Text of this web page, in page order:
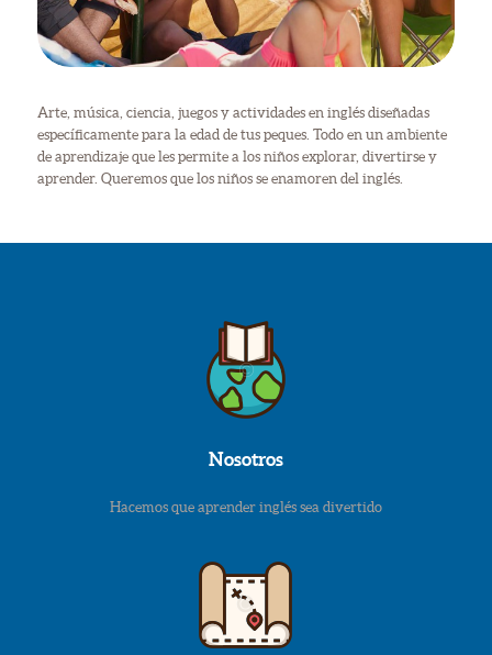
Arte, música, ciencia, juegos y actividades en inglés diseñadas
específicamente para la edad de tus peques. Todo en un ambiente
de aprendizaje que les permite a los niños explorar, divertirse y
aprender. Queremos que los niños se enamoren del inglés.
Nosotros
Hacemos que aprender inglés sea divertido